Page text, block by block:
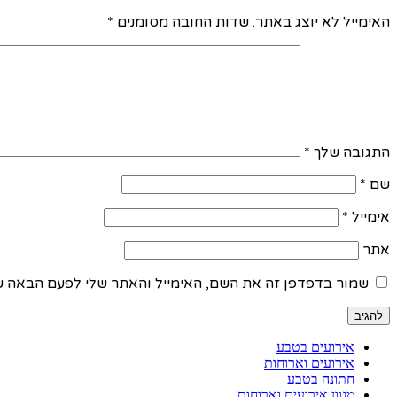
האימייל לא יוצג באתר. שדות החובה מסומנים *
התגובה שלך *
שם *
אימייל *
אתר
שמור בדפדפן זה את השם, האימייל והאתר שלי לפעם הבאה
אירועים בטבע
אירועים וארוחות
חתונה בטבע